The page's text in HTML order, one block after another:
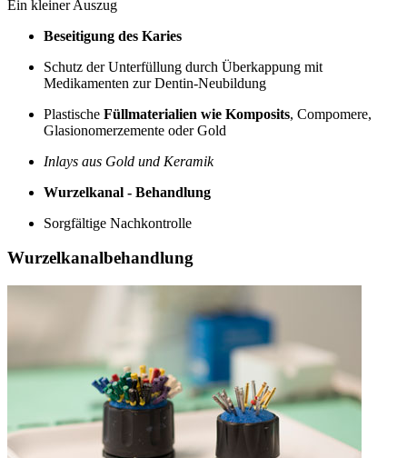
Ein kleiner Auszug
Beseitigung des Karies
Schutz der Unterfüllung durch Überkappung mit
Medikamenten zur Dentin-Neubildung
Plastische Füllmaterialien wie Komposits, Compomere,
Glasionomerzemente oder Gold
Inlays aus Gold und Keramik
Wurzelkanal - Behandlung
Sorgfältige Nachkontrolle
Wurzelkanalbehandlung